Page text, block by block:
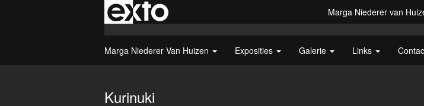
Marga Niederer van
Marga Niederer Van Huizen Exposities Galerie Links
Kurinuki